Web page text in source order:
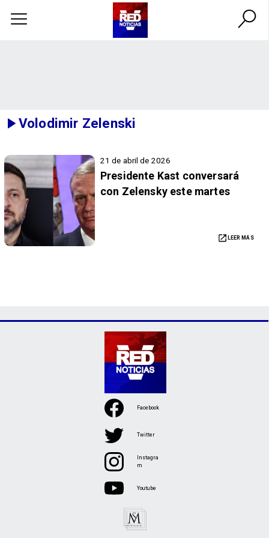
Volodimir Zelenski
21 de abril de 2026
Presidente Kast conversará
con Zelensky este martes
LEER MÁS
Facebook
Twitter
Instagra
m
Youtube